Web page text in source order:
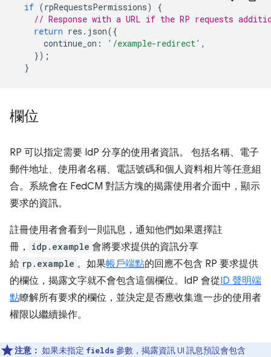
if (rpRequestsPermissions)
{
// Response with a URL if the RP requests
return res . json({
continue_on : '/example-redirect' ,
});
}
欄位
RP 可以指定需要 IdP 分享的使用者資訊。 包括名稱、電子
郵件地址、使用者名稱、電話號碼和個人資料相片等任意組
合。系統會在 FedCM 對話方塊的揭露使用者介面中，顯示
要求的資訊。
註冊使用者會看到一則訊息，通知他們如果選擇註
冊，
idp.example 會將要求提供的資訊分享
給 rp.example 。如果帳戶端點的回應不包含 RP 要求提供
的欄位，揭露文字就不會包含這個欄位。IdP 會從ID 聲明端
點瞭解所有要求的欄位，並決定是否應收集進一步的使用者
權限以繼續操作。
注意： 如果未指定 fields 參數，揭露資訊 UI 訊息預設會包含